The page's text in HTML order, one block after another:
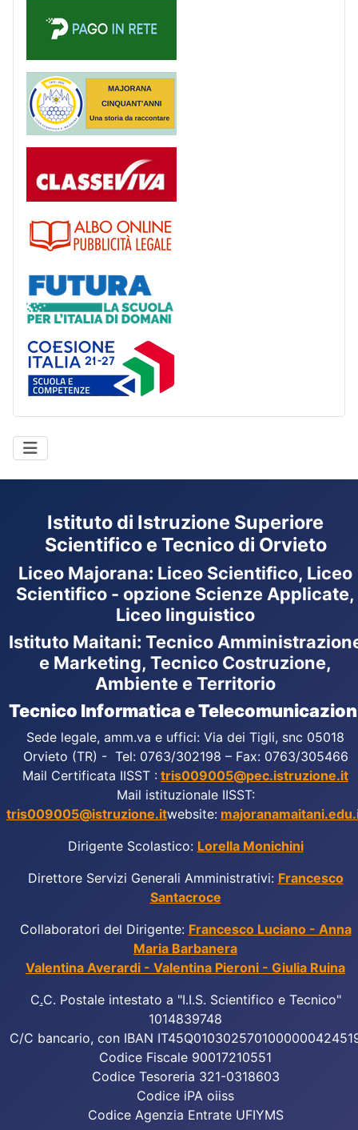
Istituto di Istruzione Superiore
Scientifico e Tecnico di Orvieto
Liceo Majorana: Liceo Scientifico, Liceo
Scientifico - opzione Scienze Applicate,
Liceo linguistico
Istituto Maitani: Tecnico
e Marketing, Tecnico Costruzione,
Ambiente e Territorio
Tecnico Informatica e
Sede legale, amm.va e uffici: Via dei Tigli, snc 05018
Orvieto (TR) - Tel: 0763/302198 – Fax: 0763/305466
Mail Certificata IISST : tris009005@pec.istruzione.it
Mail istituzionale IISST:
tris009005@istruzione.itwebsite:
Dirigente Scolastico: Lorella Monichini
Direttore Servizi Generali Amministrativi: Francesco
Santacroce
Collaboratori del Dirigente: Francesco Luciano - Anna
Maria Barbanera
Valentina Averardi - Valentina Pieroni - Giulia Ruina
C.C. Postale intestato a "I.I.S. Scientifico e Tecnico"
1014839748
C/C bancario, con IBAN
Codice Fiscale 90017210551
Codice Tesoreria 321-0318603
Codice iPA oiiss
Codice Agenzia Entrate UFIYMS